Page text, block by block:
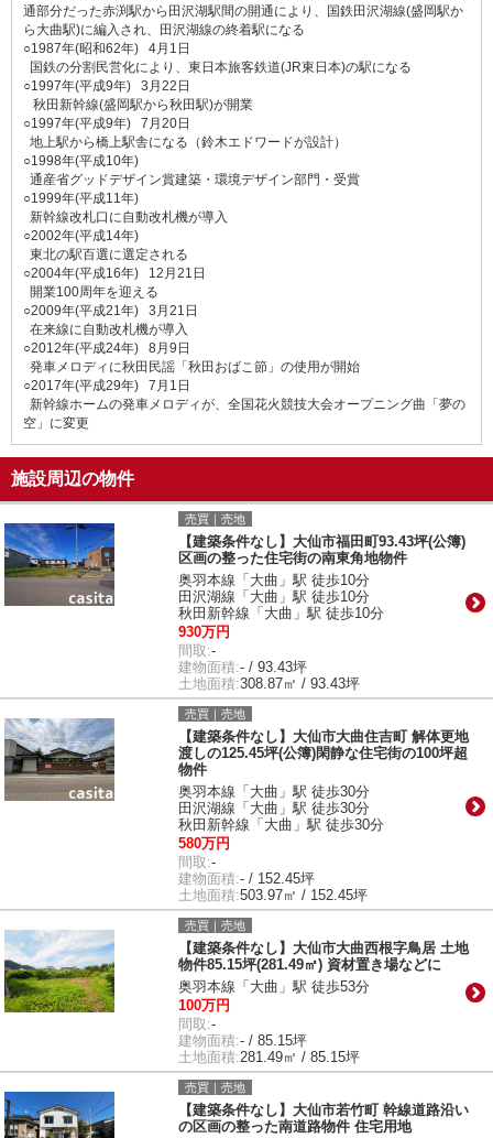
通部分だった赤渕駅から田沢湖駅間の開通により、国鉄田沢湖線(盛岡駅か
ら大曲駅)に編入され、田沢湖線の終着駅になる
○1987年(昭和62年) 4月1日
国鉄の分割民営化により、東日本旅客鉄道(JR東日本)の駅になる
○1997年(平成9年) 3月22日
秋田新幹線(盛岡駅から秋田駅)が開業
○1997年(平成9年) 7月20日
地上駅から橋上駅舎になる（鈴木エドワードが設計）
○1998年(平成10年)
通産省グッドデザイン賞建築・環境デザイン部門・受賞
○1999年(平成11年)
新幹線改札口に自動改札機が導入
○2002年(平成14年)
東北の駅百選に選定される
○2004年(平成16年) 12月21日
開業100周年を迎える
○2009年(平成21年) 3月21日
在来線に自動改札機が導入
○2012年(平成24年) 8月9日
発車メロディに秋田民謡「秋田おばこ節」の使用が開始
○2017年(平成29年) 7月1日
新幹線ホームの発車メロディが、全国花火競技大会オープニング曲「夢の
空」に変更
施設周辺の物件
売買｜売地
【建築条件なし】大仙市福田町93.43坪(公簿)
区画の整った住宅街の南東角地物件
奥羽本線「大曲」駅 徒歩10分
田沢湖線「大曲」駅 徒歩10分
秋田新幹線「大曲」駅 徒歩10分
930万円
間取:-
建物面積:- / 93.43坪
土地面積:308.87㎡ / 93.43坪
売買｜売地
【建築条件なし】大仙市大曲住吉町 解体更地
渡しの125.45坪(公簿)閑静な住宅街の100坪超
物件
奥羽本線「大曲」駅 徒歩30分
田沢湖線「大曲」駅 徒歩30分
秋田新幹線「大曲」駅 徒歩30分
580万円
間取:-
建物面積:- / 152.45坪
土地面積:503.97㎡ / 152.45坪
売買｜売地
【建築条件なし】大仙市大曲西根字鳥居 土地
物件85.15坪(281.49㎡) 資材置き場などに
奥羽本線「大曲」駅 徒歩53分
100万円
間取:-
建物面積:- / 85.15坪
土地面積:281.49㎡ / 85.15坪
売買｜売地
【建築条件なし】大仙市若竹町 幹線道路沿い
の区画の整った南道路物件 住宅用地